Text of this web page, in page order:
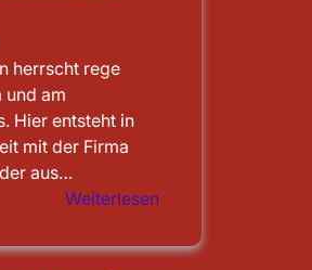
herrscht rege
und am
Hier entsteht in
mit der Firma
aus…
Weiterlesen
Notstrom